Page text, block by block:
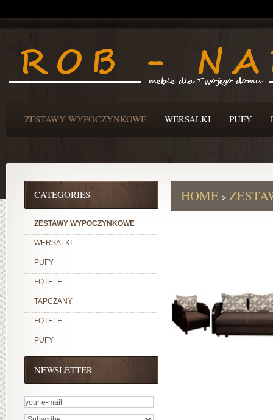
ZESTAWY WYPOCZYNKOWE WERSALKI PUFY
CATEGORIES
ZESTAWY WYPOCZYNKOWE
WERSALKI
PUFY
FOTELE
TAPCZANY
FOTELE
PUFY
NEWSLETTER
HOME >